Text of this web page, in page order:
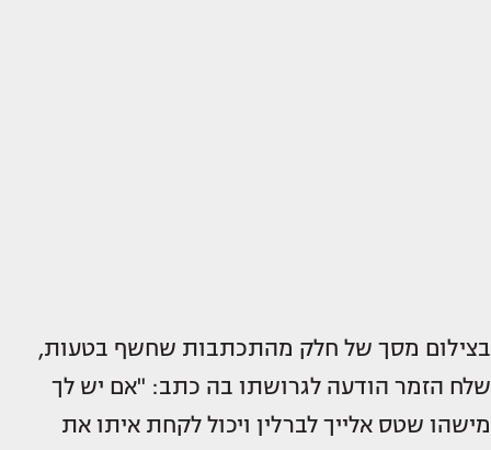
בצילום מסך של חלק מהתכתבות שחשף בטעות,
שלח הזמר הודעה לגרושתו בה כתב: "אם יש לך
מישהו שטס אלייך לברלין ויכול לקחת איתו את